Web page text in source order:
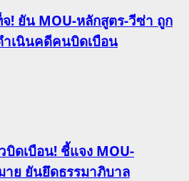
จ! ยัน MOU-หลักสูตร-วีซ่า ถูก
ำเนินคดีคนบิดเบือน
บิดเบือน! ชี้แจง MOU-
ย ยันยึดธรรมาภิบาล